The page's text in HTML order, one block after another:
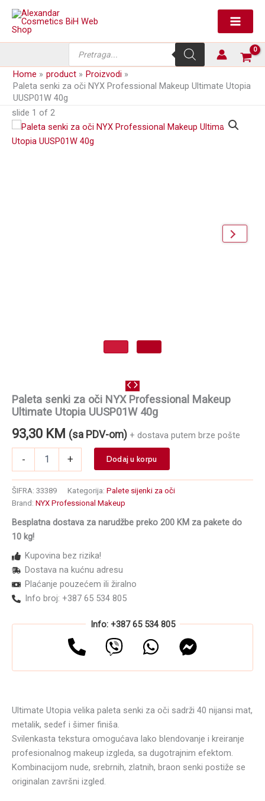
Skip
content
search
Home product
Proizvodi
Paleta senki za oči NYX Professional Makeup Ultimate Utopia
UUSP01W 40g
next
slide 1 of 2
Paleta senki za oči NYX Professional Makeup
Ultimate Utopia UUSP01W 40g
93,30 KM (sa PDV-om) + dostava putem brze pošte
-
oči
NYX
Makeup
Ultimate
UUSP01W
40g
količina
+ Dodaj u korpu
ŠIFRA: 33389 Kategorija: Palete sijenki za oči
Brand: NYX Professional Makeup
Besplatna dostava za narudžbe preko 200 KM za pakete do
10 kg!
Kupovina bez rizika!
Dostava na kućnu adresu
Plaćanje pouzećem ili žiralno
Info broj: +387 65 534 805
Info: +387 65 534 805
Ultimate Utopia velika paleta senki za oči sadrži 40 nijansi mat,
metalik, sedef i šimer finiša.
Svilenkasta tekstura omogućava lako blendovanje i kreiranje
profesionalnog makeup izgleda, sa dugotrajnim efektom.
Kombinacijom nude, srebrnih, zlatnih, braon senki postiže se
originalan završni izgled.
oči
NYX
Professional
Utopia
UUSP01W
40g